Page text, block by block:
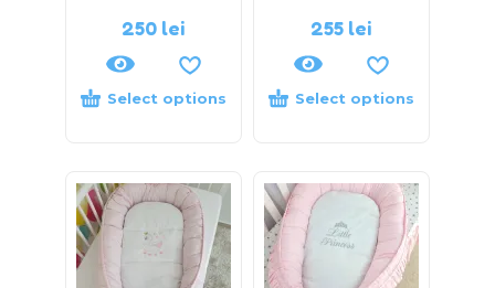
250 lei
Select options
255 lei
Select options